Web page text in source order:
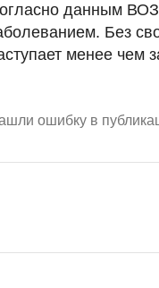
данным
Без
менее чем
ошибку в